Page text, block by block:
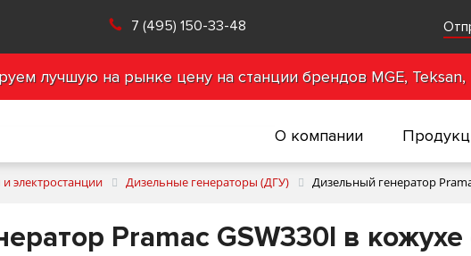
7 (495) 150-33-48
лучшую на рынке цену на станции брендов MGE,
О компании
электростанции Дизельные генераторы (ДГУ) Дизельный генератор
Pramac GSW330I в